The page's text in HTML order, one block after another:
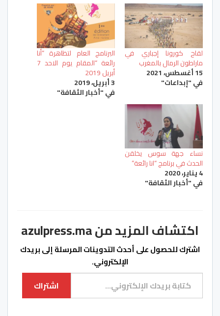
لقاح كورونا إجباري في
ماراطون الرمال بالمغرب
15 أغسطس، 2021
في "إبداعات"
البرنامج العام لتظاهرة “أنا
رائعة “المقام يوم الاحد 7
أبريل 2019
3 أبريل، 2019
في "أخبار الثقافة"
نساء جهة سوس يخلقن
الحدث في برنامج “انا رائعة”
4 يناير، 2020
في "أخبار الثقافة"
اكتشاف المزيد من azulpress.ma
اشترك للحصول على أحدث التدوينات المرسلة إلى بريدك
الإلكتروني.
كتابة بريدك الإلكتروني...
اشتراك